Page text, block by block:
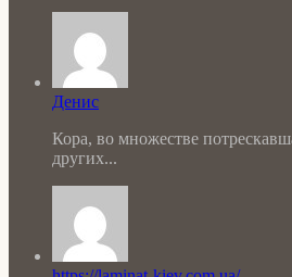
Денис
Кора, во множестве
других...